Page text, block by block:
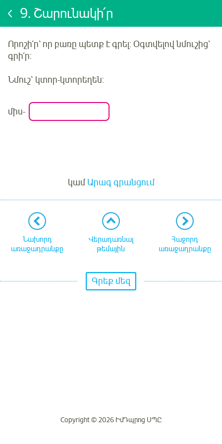
9. Շարունակի՛ր
Որոշի՛ր՝ որ բառը պետք է գրել: Օգտվելով նմուշից՝
գրի՛ր:
Նմուշ՝ կտոր-կտորեղեն:
միս-
կամԱրագ գրանցում
Նախորդ
առաջադրանքը
Վերադառնալ
թեմային
Հաջորդ
առաջադրանքը
Գրեք մեզ
Copyright © 2026 ԻմԴպրոց ՍՊԸ